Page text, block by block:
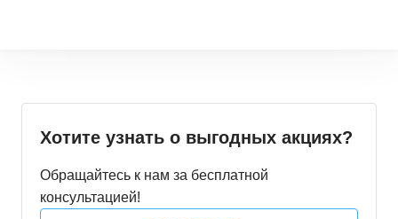
Хотите узнать о выгодных акциях?
Обращайтесь к нам за бесплатной
консультацией!